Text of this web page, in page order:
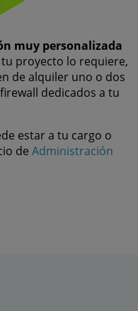
muy personalizada
proyecto lo requiere,
de alquiler uno o dos
dedicados a tu
estar a tu cargo o
de Administración